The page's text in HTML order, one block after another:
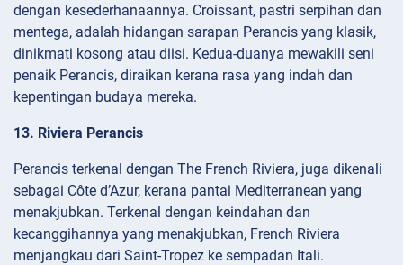
dengan kesederhanaannya. Croissant, pastri serpihan dan
mentega, adalah hidangan sarapan Perancis yang klasik,
dinikmati kosong atau diisi. Kedua-duanya mewakili seni
penaik Perancis, diraikan kerana rasa yang indah dan
kepentingan budaya mereka.
13. Riviera Perancis
Perancis terkenal dengan The French Riviera, juga dikenali
sebagai Côte d’Azur, kerana pantai Mediterranean yang
menakjubkan. Terkenal dengan keindahan dan
kecanggihannya yang menakjubkan, French Riviera
menjangkau dari Saint-Tropez ke sempadan Itali.